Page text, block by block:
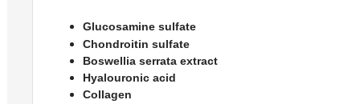
Glucosamine sulfate
Chondroitin sulfate
Boswellia serrata extract
Hyalouronic acid
Collagen